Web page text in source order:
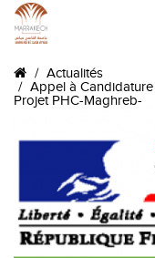
Actualités
Appel à
Projet PHC-Maghreb-